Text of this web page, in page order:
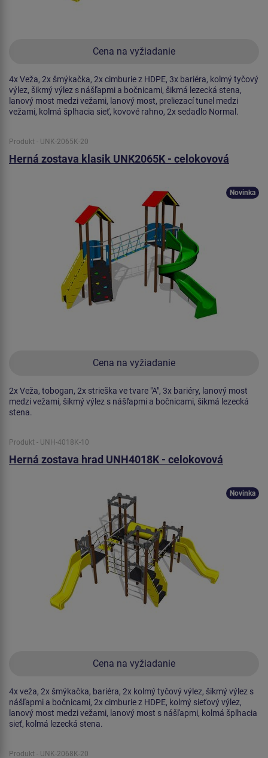
Cena na vyžiadanie
4x Veža, 2x šmýkačka, 2x cimburie z HDPE, 3x bariéra, kolmý tyčový
výlez, šikmý výlez s nášľapmi a bočnicami, šikmá lezecká stena,
lanový most medzi vežami, lanový most, preliezací tunel medzi
vežami, kolmá šplhacia sieť, kovové rahno, 2x sedadlo Normal.
Produkt - UNK-2065K-20
Herná zostava klasik UNK2065K - celokovová
Cena na vyžiadanie
Novinka
2x Veža, tobogan, 2x strieška ve tvare "A", 3x bariéry, lanový most
medzi vežami, šikmý výlez s nášľapmi a bočnicami, šikmá lezecká
stena.
Produkt - UNH-4018K-10
Herná zostava hrad UNH4018K - celokovová
Cena na vyžiadanie
Novinka
4x veža, 2x šmýkačka, bariéra, 2x kolmý tyčový výlez, šikmý výlez s
nášľapmi a bočnicami, 2x cimburie z HDPE, kolmý sieťový výlez,
lanový most medzi vežami, lanový most s nášľapmi, kolmá šplhacia
sieť, kolmá lezecká stena.
Produkt - UNK-2068K-20